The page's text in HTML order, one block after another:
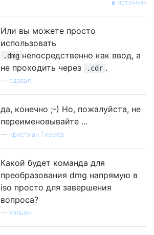
источник
Или вы можете просто
использовать
.dmg непосредственно как ввод, а
не проходить через
.cdr .
сдавал
да, конечно ;-) Но, пожалуйста, не
переименовывайте ...
— Кристиан Тисмер
Какой будет команда для
преобразования dmg напрямую в
iso просто для завершения
вопроса?
— Уильям